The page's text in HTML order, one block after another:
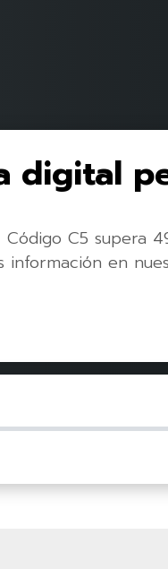
digital
C5 supera
información en